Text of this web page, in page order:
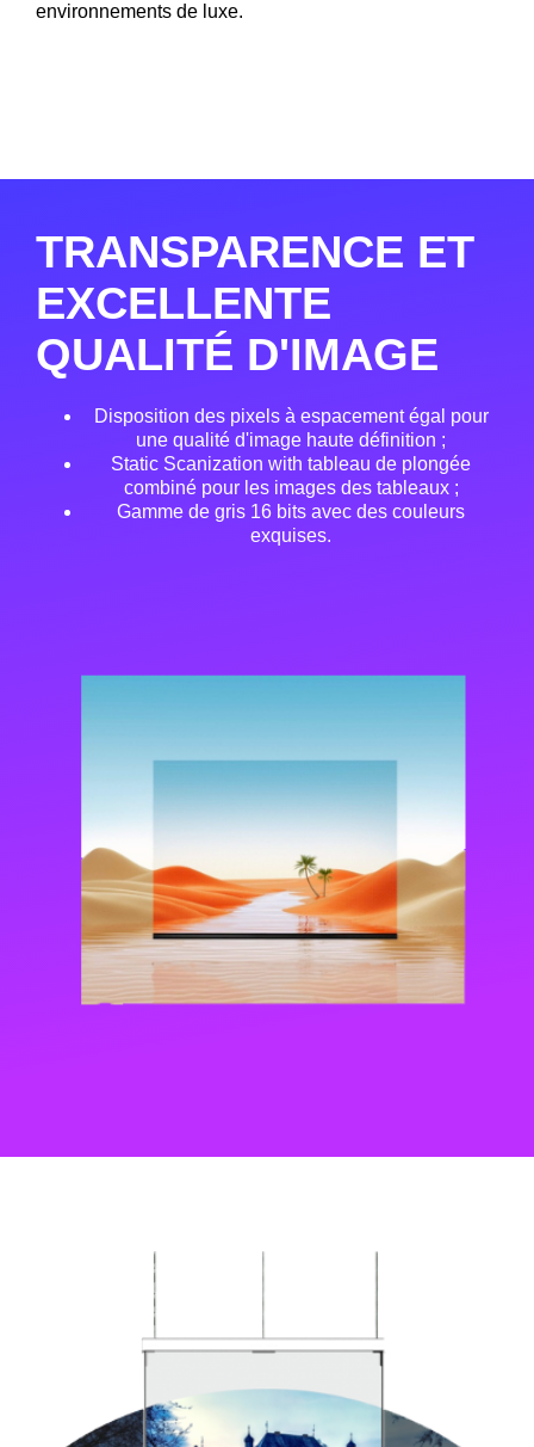
environnements de luxe.
TRANSPARENCE ET
EXCELLENTE
QUALITÉ D'IMAGE
Disposition des pixels à espacement égal pour
une qualité d'image haute définition ;
Static Scanization with tableau de plongée
combiné pour les images des tableaux ;
Gamme de gris 16 bits avec des couleurs
exquises.